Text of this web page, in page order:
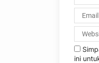
ini